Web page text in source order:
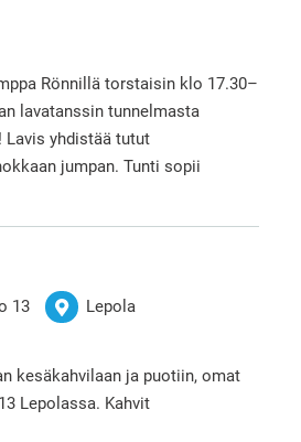
Rönnillä torstaisin klo 17.30–
lavatanssin tunnelmasta
Lavis yhdistää tutut
jumpan. Tunti sopii
13 Lepola
kesäkahvilaan ja puotiin, omat
Lepolassa. Kahvit